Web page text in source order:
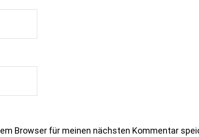
Browser für meinen nächsten Kommentar